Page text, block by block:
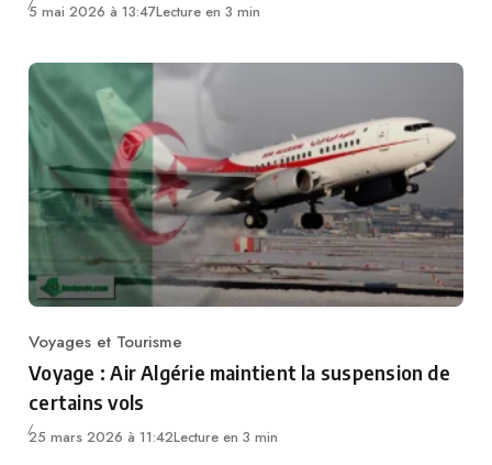
5 mai 2026 à 13:47Lecture en 3 min
Category
Voyages et Tourisme
Voyage : Air Algérie maintient la suspension de
certains vols
25 mars 2026 à 11:42Lecture en 3 min